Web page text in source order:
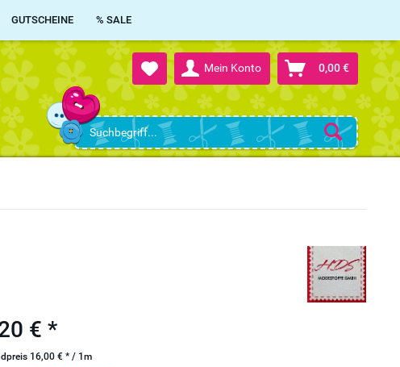
Mein Konto 0,00 €
GUTSCHEINE % SALE
€ *
16,00 € * / 1m